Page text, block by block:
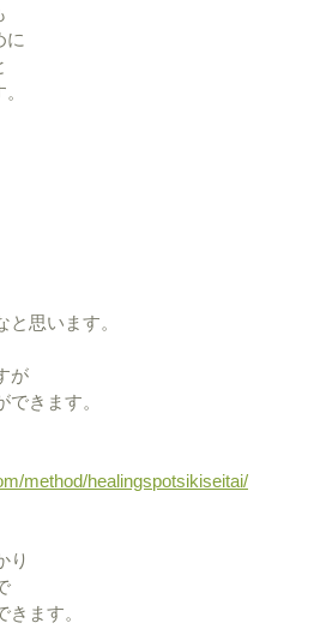
に
思います。
が
きます。
method/healingspotsikiseitai/
り
ます。